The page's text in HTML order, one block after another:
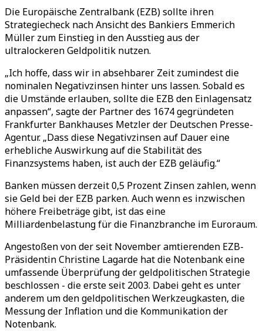
Die Europäische Zentralbank (EZB) sollte ihren
Strategiecheck nach Ansicht des Bankiers Emmerich
Müller zum Einstieg in den Ausstieg aus der
ultralockeren Geldpolitik nutzen.
„Ich hoffe, dass wir in absehbarer Zeit zumindest die
nominalen Negativzinsen hinter uns lassen. Sobald es
die Umstände erlauben, sollte die EZB den Einlagensatz
anpassen“, sagte der Partner des 1674 gegründeten
Frankfurter Bankhauses Metzler der Deutschen Presse-
Agentur. „Dass diese Negativzinsen auf Dauer eine
erhebliche Auswirkung auf die Stabilität des
Finanzsystems haben, ist auch der EZB geläufig.“
Banken müssen derzeit 0,5 Prozent Zinsen zahlen, wenn
sie Geld bei der EZB parken. Auch wenn es inzwischen
höhere Freibeträge gibt, ist das eine
Milliardenbelastung für die Finanzbranche im Euroraum.
Angestoßen von der seit November amtierenden EZB-
Präsidentin Christine Lagarde hat die Notenbank eine
umfassende Überprüfung der geldpolitischen Strategie
beschlossen - die erste seit 2003. Dabei geht es unter
anderem um den geldpolitischen Werkzeugkasten, die
Messung der Inflation und die Kommunikation der
Notenbank.